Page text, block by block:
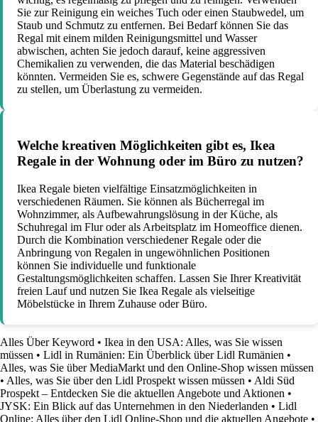
Sie zur Reinigung ein weiches Tuch oder einen Staubwedel, um
Staub und Schmutz zu entfernen. Bei Bedarf können Sie das
Regal mit einem milden Reinigungsmittel und Wasser
abwischen, achten Sie jedoch darauf, keine aggressiven
Chemikalien zu verwenden, die das Material beschädigen
könnten. Vermeiden Sie es, schwere Gegenstände auf das Regal
zu stellen, um Überlastung zu vermeiden.
Welche kreativen Möglichkeiten gibt es, Ikea
Regale in der Wohnung oder im Büro zu nutzen?
Ikea Regale bieten vielfältige Einsatzmöglichkeiten in
verschiedenen Räumen. Sie können als Bücherregal im
Wohnzimmer, als Aufbewahrungslösung in der Küche, als
Schuhregal im Flur oder als Arbeitsplatz im Homeoffice dienen.
Durch die Kombination verschiedener Regale oder die
Anbringung von Regalen in ungewöhnlichen Positionen
können Sie individuelle und funktionale
Gestaltungsmöglichkeiten schaffen. Lassen Sie Ihrer Kreativität
freien Lauf und nutzen Sie Ikea Regale als vielseitige
Möbelstücke in Ihrem Zuhause oder Büro.
Alles Über Keyword • Ikea in den USA: Alles, was Sie wissen
müssen • Lidl in Rumänien: Ein Überblick über Lidl Rumänien •
Alles, was Sie über MediaMarkt und den Online-Shop wissen müssen
• Alles, was Sie über den Lidl Prospekt wissen müssen • Aldi Süd
Prospekt – Entdecken Sie die aktuellen Angebote und Aktionen •
JYSK: Ein Blick auf das Unternehmen in den Niederlanden • Lidl
Online: Alles über den Lidl Online-Shop und die aktuellen Angebote •